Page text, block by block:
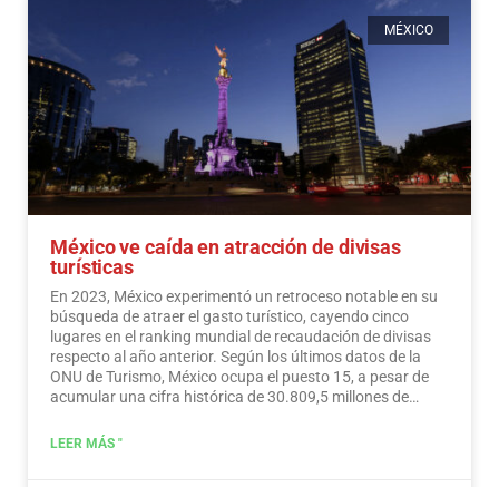
MÉXICO
México ve caída en atracción de divisas
turísticas
En 2023, México experimentó un retroceso notable en su
búsqueda de atraer el gasto turístico, cayendo cinco
lugares en el ranking mundial de recaudación de divisas
respecto al año anterior. Según los últimos datos de la
ONU de Turismo, México ocupa el puesto 15, a pesar de
acumular una cifra histórica de 30.809,5 millones de
LEER MÁS "